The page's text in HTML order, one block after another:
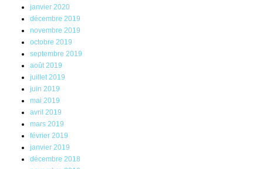
janvier 2020
décembre 2019
novembre 2019
octobre 2019
septembre 2019
août 2019
juillet 2019
juin 2019
mai 2019
avril 2019
mars 2019
février 2019
janvier 2019
décembre 2018